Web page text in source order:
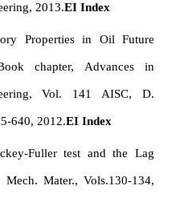
2013.EI Index
Properties in Oil Future
chapter, Advances in
Vol. 141 AISC, D.
640, 2012.EI Index
Fuller test and the Lag
Mater., Vols.130-134,